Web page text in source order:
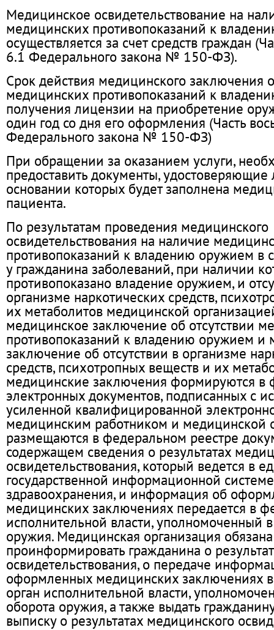
Медицинское освидетельствование на
медицинских противопоказаний к
осуществляется за счет средств граждан
6.1 Федерального закона № 150-ФЗ).
Срок действия медицинского заключения
медицинских противопоказаний к
получения лицензии на приобретение
один год со дня его оформления (Часть
Федерального закона № 150-ФЗ)
При обращении за оказанием услуги,
предоставить документы, удостоверяющие
основании которых будет заполнена
пациента.
По результатам проведения медицинского
освидетельствования на наличие
противопоказаний к владению оружием в
у гражданина заболеваний, при наличии
противопоказано владение оружием, и
организме наркотических средств,
их метаболитов медицинской
медицинское заключение об отсутствии
противопоказаний к владению оружием и
заключение об отсутствии в организме
средств, психотропных веществ и их
медицинские заключения формируются в
электронных документов, подписанных с
усиленной квалифицированной
медицинским работником и медицинской
размещаются в федеральном реестре
содержащем сведения о результатах
освидетельствования, который ведется в
государственной информационной
здравоохранения, и информация об
медицинских заключениях передается в
исполнительной власти, уполномоченный
оружия. Медицинская организация обязана
проинформировать гражданина о
освидетельствования, о передаче
оформленных медицинских заключениях
орган исполнительной власти,
оборота оружия, а также выдать
выписку о результатах медицинского